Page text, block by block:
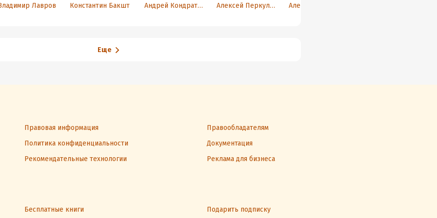
для
Лавров
построить
благосостояние
Константин Бакшт
грамотности.
2018
Андрей Кондратьев
путь к богатству и
счастью через Алексей Перкулимов
работать
Александр Билый
Еще
Правовая информация
Правообладателям
Политика конфиденциальности
Документация
Рекомендательные технологии Реклама для бизнеса
Бесплатные книги Подарить подписку